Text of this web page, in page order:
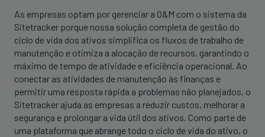
As empresas optam por gerenciar a O&M com o sistema da
Sitetracker porque nossa solução completa de gestão do
ciclo de vida dos ativos simplifica os fluxos de trabalho de
manutenção e otimiza a alocação de recursos, garantindo o
máximo de tempo de atividade e eficiência operacional. Ao
conectar as atividades de manutenção às finanças e
permitir uma resposta rápida a problemas não planejados, o
Sitetracker ajuda as empresas a reduzir custos, melhorar a
segurança e prolongar a vida útil dos ativos. Como parte de
uma plataforma que abrange todo o ciclo de vida do ativo, o